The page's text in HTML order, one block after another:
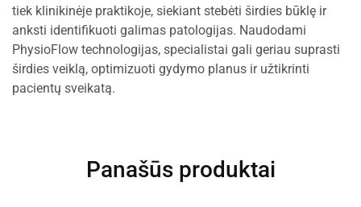
tiek klinikinėje praktikoje, siekiant stebėti širdies būklę ir
anksti identifikuoti galimas patologijas. Naudodami
PhysioFlow technologijas, specialistai gali geriau suprasti
širdies veiklą, optimizuoti gydymo planus ir užtikrinti
pacientų sveikatą.
Panašūs produktai